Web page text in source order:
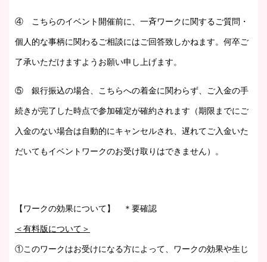
④ こちらのイベント開催前に、一斉ワークに関するご質問・
個人的な事柄に関わるご相談にはご回答致しかねます。何卒ご
了承いただけますようお願い申し上げます。
⑤ 銀行振込の場合、こちらへの着金に関わらず、ご入金の手
続きが完了した時点で参加確定が確約されます（期限までにご
入金のない場合は自動的にキャンセルされ、遅れてご入金いた
だいてもイベントワークのお受け取りはできません）。
【ワークの効果について】 ＊要確認
＜有料版について＞
①このワークはお受けになる方によって、ワークの効果や生じ